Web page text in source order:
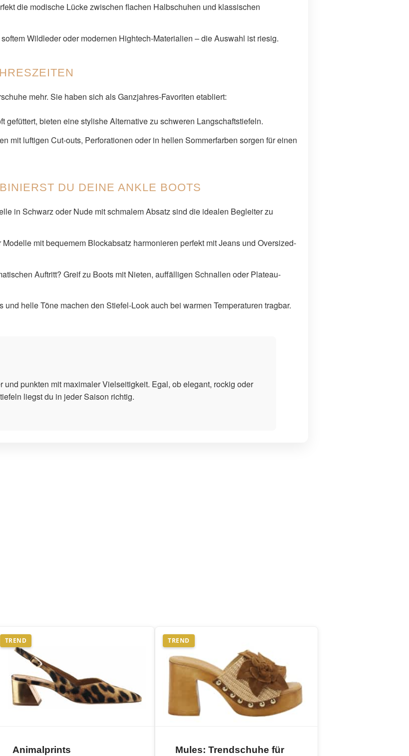
die modische Lücke zwischen flachen Halbschuhen und klassischen
Wildleder oder modernen Hightech-Materialien – die Auswahl ist riesig.
mehr. Sie haben sich als Ganzjahres-Favoriten etabliert:
gefüttert, bieten eine stylishe Alternative zu schweren Langschaftstiefeln.
mit luftigen Cut-outs, Perforationen oder in hellen Sommerfarben sorgen für einen
DU DEINE ANKLE BOOTS
in Schwarz oder Nude mit schmalem Absatz sind die idealen Begleiter zu
mit bequemem Blockabsatz harmonieren perfekt mit Jeans und Oversized-
Auftritt? Greif zu Boots mit Nieten, auffälligen Schnallen oder Plateau-
und helle Töne machen den Stiefel-Look auch bei warmen Temperaturen tragbar.
punkten mit maximaler Vielseitigkeit. Egal, ob elegant, rockig oder
liegst du in jeder Saison richtig.
TREND
Animalprints
TREND
Mules: Trendschuhe für